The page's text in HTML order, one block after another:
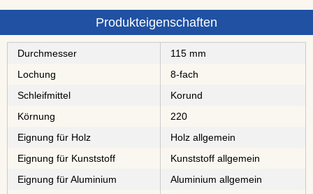
Produkteigenschaften
Durchmesser
115 mm
Lochung
8-fach
Schleifmittel
⁠⁠⁠Korund
Körnung
220
Eignung für Holz
Holz allgemein
Eignung für Kunststoff
Kunststoff allgemein
Eignung für Aluminium
Aluminium allgemein